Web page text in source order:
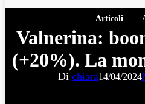
Articoli
Valnerina:
(+20%). La
Di chiara14/04/2024